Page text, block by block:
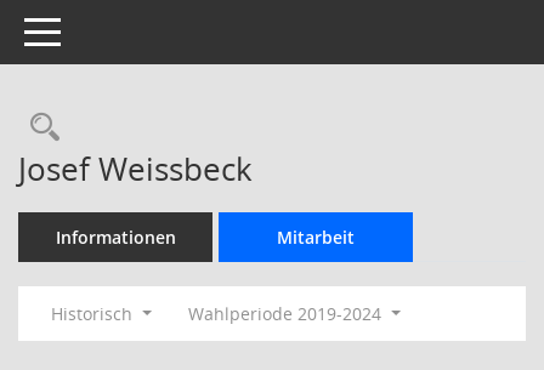
Toggle navigation
Rechercheauswahl
Josef Weissbeck
Informationen Mitarbeit
Historisch Wahlperiode 2019-2024